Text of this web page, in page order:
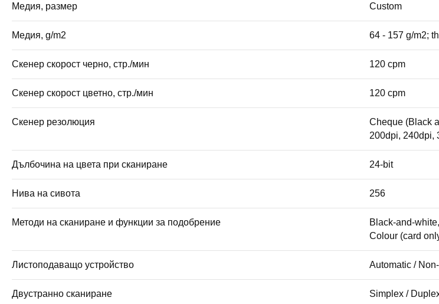
Медия, размер Custom
Медия, g/m2 64 - 157 g/m2;
Скенер скорост черно, стр./мин 120 cpm
Скенер скорост цветно, стр./мин 120 cpm
Скенер резолюция
Cheque (Black
200dpi, 240dpi,
Дълбочина на цвета при сканиране 24-bit
Нива на сивота 256
Методи на сканиране и функции за подобрение
Black-and-
Colour (card
Листоподаващо устройство Automatic /
Двустранно сканиране Simplex /